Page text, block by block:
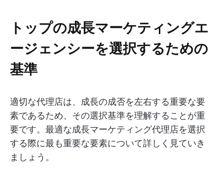
トップの成長マーケティングエ
ージェンシーを選択するための
基準
適切な代理店は、成長の成否を左右する重要な要
素であるため、その選択基準を理解することが重
要です。最適な成長マーケティング代理店を選択
する際に最も重要な要素について詳しく見ていき
ましょう。